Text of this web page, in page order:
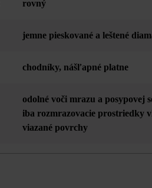
rovný
jemne pieskované a leštené
chodníky, nášľapné platne
odolné voči mrazu a posypovej
iba rozmrazovacie prostriedky
viazané povrchy